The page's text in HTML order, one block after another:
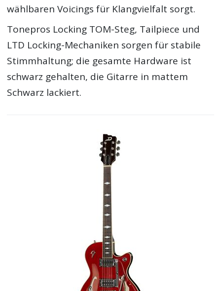
wählbaren Voicings für Klangvielfalt sorgt.
Tonepros Locking TOM-Steg, Tailpiece und
LTD Locking-Mechaniken sorgen für stabile
Stimmhaltung; die gesamte Hardware ist
schwarz gehalten, die Gitarre in mattem
Schwarz lackiert.